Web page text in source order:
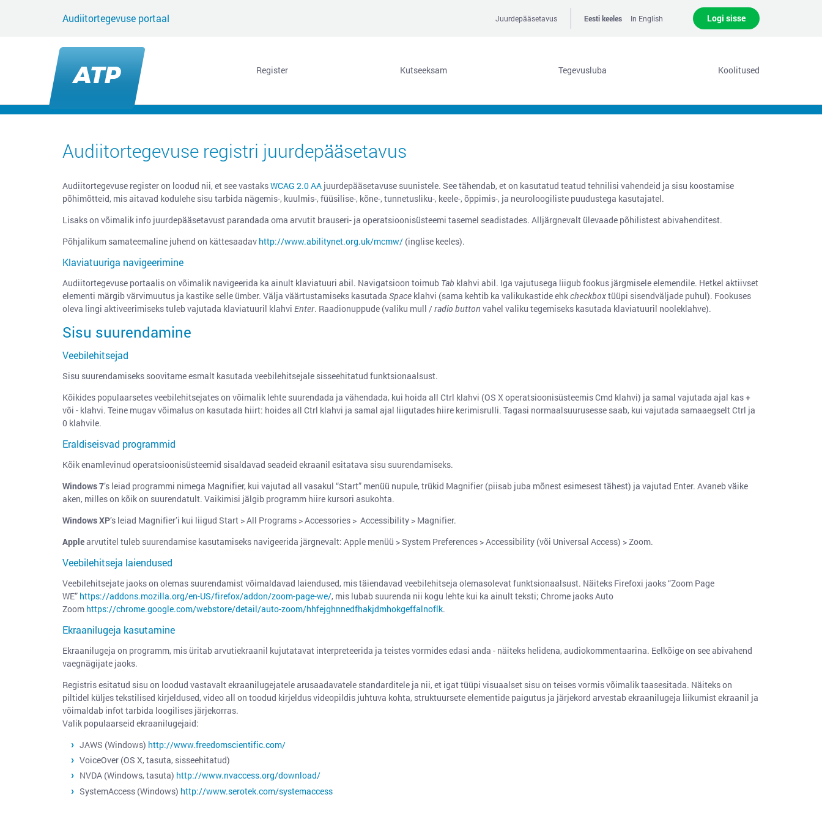
Audiitortegevuse portaal Juurdepääsetavus Eesti keeles In English Logi sisse
Register Kutseeksam Tegevusluba Koolitused
Audiitortegevuse registri juurdepääsetavus
Audiitortegevuse register on loodud nii, et see vastaksWCAG 2.0 AA juurdepääsetavuse suunistele. See tähendab, et on kasutatud teatud tehnilisi vahendeid ja sisu koostamise
põhimõtteid, mis aitavad kodulehe sisu tarbida nägemis-, kuulmis-, füüsilise-, kõne-, tunnetusliku-, keele-, õppimis-, ja neuroloogiliste puudustega kasutajatel.
Lisaks on võimalik info juurdepääsetavust parandada oma arvutit brauseri- ja operatsioonisüsteemi tasemel seadistades. Alljärgnevalt ülevaade põhilistest abivahenditest.
Põhjalikum samateemaline juhend on kättesaadav http://www.abilitynet.org.uk/mcmw/ (inglise keeles).
Klaviatuuriga navigeerimine
Audiitortegevuse portaalis on võimalik navigeerida ka ainult klaviatuuri abil. Navigatsioon toimub Tab klahvi abil. Iga vajutusega liigub fookus järgmisele elemendile. Hetkel aktiivset
elementi märgib värvimuutus ja kastike selle ümber. Välja väärtustamiseks kasutada Space klahvi (sama kehtib ka valikukastide ehkcheckboxtüüpi sisendväljade puhul). Fookuses
oleva lingi aktiveerimiseks tuleb vajutada klaviatuuril klahvi Enter. Raadionuppude (valiku mull /radio button vahel valiku tegemiseks kasutada klaviatuuril nooleklahve).
Sisu suurendamine
Veebilehitsejad
Sisu suurendamiseks soovitame esmalt kasutada veebilehitsejale sisseehitatud funktsionaalsust.
Kõikides populaarsetes veebilehitsejates on võimalik lehte suurendada ja vähendada, kui hoida all Ctrl klahvi (OS X operatsioonisüsteemis Cmd klahvi) ja samal vajutada ajal kas +
või - klahvi. Teine mugav võimalus on kasutada hiirt: hoides all Ctrl klahvi ja samal ajal liigutades hiire kerimisrulli. Tagasi normaalsuurusesse saab, kui vajutada samaaegselt Ctrl ja
0 klahvile.
Eraldiseisvad programmid
Kõik enamlevinud operatsioonisüsteemid sisaldavad seadeid ekraanil esitatava sisu suurendamiseks.
Windows 7’s leiad programmi nimega Magnifier, kui vajutad all vasakul “Start” menüü nupule, trükid Magnifier (piisab juba mõnest esimesest tähest) ja vajutad Enter. Avaneb väike
aken, milles on kõik on suurendatult. Vaikimisi jälgib programm hiire kursori asukohta.
Windows XP’s leiad Magnifier’i kui liigud Start > All Programs > Accessories > Accessibility > Magnifier.
Applearvutitel tuleb suurendamise kasutamiseks navigeerida järgnevalt: Apple menüü > System Preferences > Accessibility (või Universal Access) > Zoom.
Veebilehitseja laiendused
Veebilehitsejate jaoks on olemas suurendamist võimaldavad laiendused, mis täiendavad veebilehitseja olemasolevat funktsionaalsust. Näiteks Firefoxi jaoks “Zoom Page
WE” https://addons.mozilla.org/en-US/firefox/addon/zoom-page-we/, mis lubab suurenda nii kogu lehte kui ka ainult teksti; Chrome jaoks Auto
Zoom https://chrome.google.com/webstore/detail/auto-zoom/hhfejghnnedfhakjdmhokgeffalnoflk.
Ekraanilugeja kasutamine
Ekraanilugeja on programm, mis üritab arvutiekraanil kujutatavat interpreteerida ja teistes vormides edasi anda - näiteks helidena, audiokommentaarina. Eelkõige on see abivahend
vaegnägijate jaoks.
Registris esitatud sisu on loodud vastavalt ekraanilugejatele arusaadavatele standarditele ja nii, et igat tüüpi visuaalset sisu on teises vormis võimalik taasesitada. Näiteks on
piltidel küljes tekstilised kirjeldused, video all on toodud kirjeldus videopildis juhtuva kohta, struktuursete elementide paigutus ja järjekord arvestab ekraanilugeja liikumist ekraanil ja
võimaldab infot tarbida loogilises järjekorras.
Valik populaarseid ekraanilugejaid:
JAWS (Windows) http://www.freedomscientific.com/
VoiceOver (OS X, tasuta, sisseehitatud)
NVDA (Windows, tasuta) http://www.nvaccess.org/download/
SystemAccess (Windows) http://www.serotek.com/systemaccess